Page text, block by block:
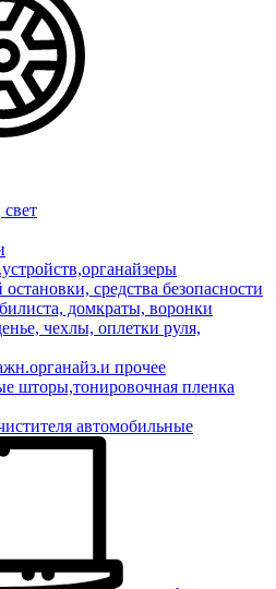
средства безопасности
домкраты, воронки
чехлы, оплетки руля,
прочее
шторы,тонировочная пленка
автомобильные